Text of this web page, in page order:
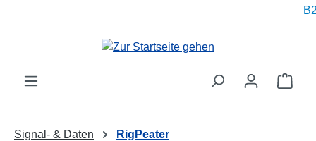
Signal- & Daten RigPeater